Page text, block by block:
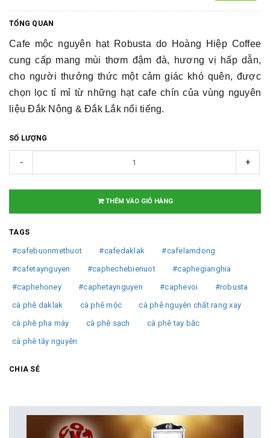
TỔNG QUAN
Cafe mộc nguyên hạt Robusta do Hoàng Hiệp Coffee
cung cấp mang mùi thơm đậm đà, hương vị hấp dẫn,
cho người thưởng thức một cảm giác khó quên, được
chọn lọc tỉ mỉ từ những hạt cafe chín của vùng nguyên
liệu Đắk Nông & Đắk Lắk nổi tiếng.
SỐ LƯỢNG
- +
THÊM VÀO GIỎ HÀNG
TAGS
#cafebuonmethuot #cafedaklak
#cafelamdong
#cafetaynguyen
#caphechebienuot
#caphegianghia
#caphehoney
#caphetaynguyen #caphevoi
#robusta
cà phê daklak
cà phê mộc
cà phê nguyên chất rang xay
cà phê pha máy
cà phê sạch
cà phê tay bắc
cà phê tây nguyên
CHIA SẺ